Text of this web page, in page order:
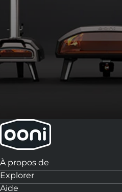
À propos de
Explorer
Aide